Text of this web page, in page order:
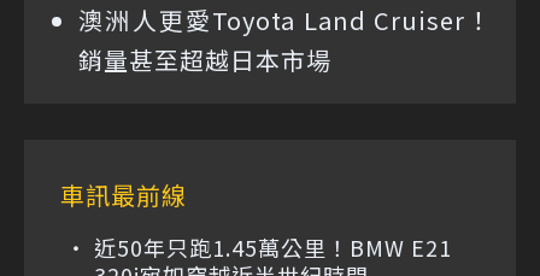
澳洲人更愛Toyota Land Cruiser！
銷量甚至超越日本市場
車訊最前線
近50年只跑1.45萬公里！BMW E21